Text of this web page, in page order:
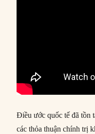
Điều ước quốc tế đã tồn
các thỏa thuận chính trị